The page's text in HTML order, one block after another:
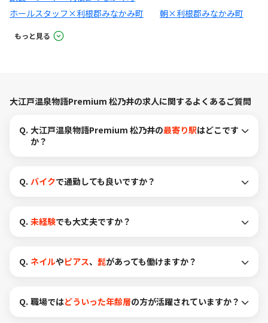
ホールスタッフ×利根郡みなかみ町
朝×利根郡みなかみ町
もっと見る
大江戸温泉物語Premium 松乃井の求人に関するよくあるご質問
Q. 大江戸温泉物語Premium 松乃井の最寄り駅はどこです
か？
Q. バイクで通勤しても良いですか？
Q. 未経験でも大丈夫ですか？
Q. ネイルやピアス、 髭があっても働けますか？
Q. 職場ではどういった年齢層の方が活躍されていますか？